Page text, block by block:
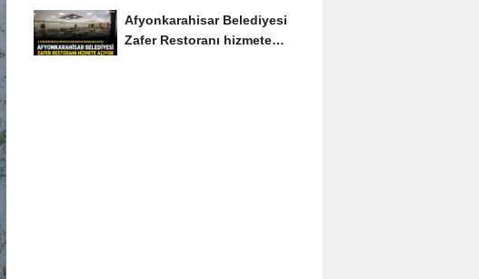
Afyonkarahisar Belediyesi
Zafer Restoranı hizmete